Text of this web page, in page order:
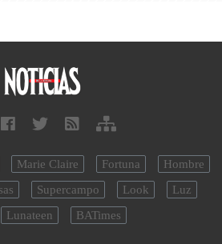
Marie Claire Fortuna
Hombre
Supercampo Look
Luz
Lunateen BATimes